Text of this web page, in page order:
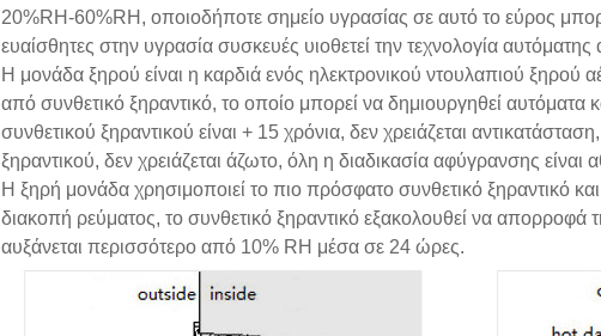
20%RH-60%RH, οποιοδήποτε σημείο υγρασίας σε αυτό το εύρος
ευαίσθητες στην υγρασία συσκευές υιοθετεί την τεχνολογία
Η μονάδα ξηρού είναι η καρδιά ενός ηλεκτρονικού ντουλαπιού ξηρού
από συνθετικό ξηραντικό, το οποίο μπορεί να δημιουργηθεί
συνθετικού ξηραντικού είναι + 15 χρόνια, δεν χρειάζεται
ξηραντικού, δεν χρειάζεται άζωτο, όλη η διαδικασία αφύγρανσης είναι
Η ξηρή μονάδα χρησιμοποιεί το πιο πρόσφατο συνθετικό ξηραντικό
διακοπή ρεύματος, το συνθετικό ξηραντικό εξακολουθεί να απορροφά
αυξάνεται περισσότερο από 10% RH μέσα σε 24 ώρες.